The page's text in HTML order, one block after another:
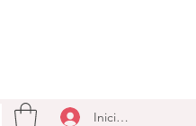
Iniciar sesión